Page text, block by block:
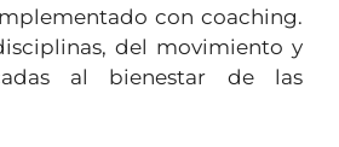
con coaching.
del movimiento y
al bienestar de las